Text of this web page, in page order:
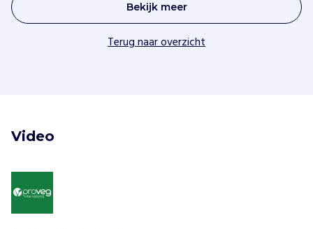
Bekijk meer
Terug naar overzicht
Video